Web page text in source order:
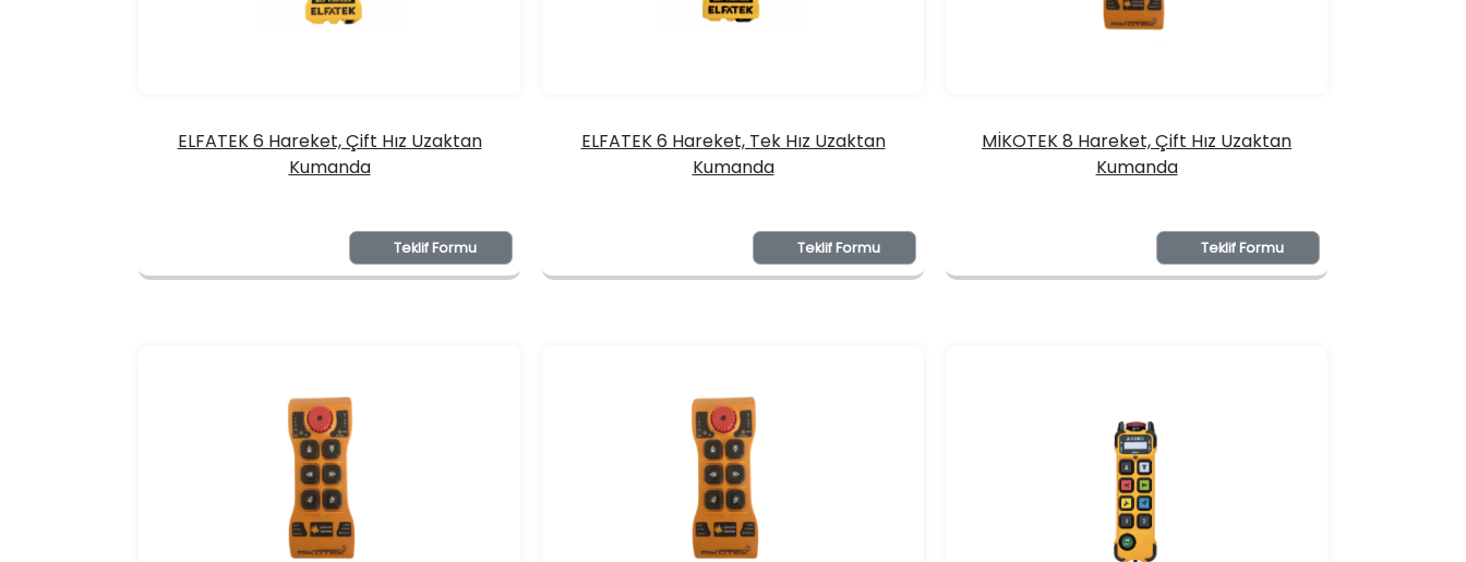
Teklif Formu
ELFATEK 6 Hareket, Çift Hız Uzaktan
Kumanda
Teklif Formu
ELFATEK 6 Hareket, Tek Hız Uzaktan
Kumanda
Teklif Formu
MİKOTEK 8 Hareket, Çift Hız Uzaktan
Kumanda